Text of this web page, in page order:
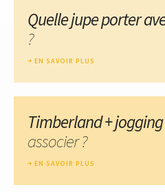
Quelle jupe porter
?
EN SAVOIR PLUS
Timberland + jogging
associer ?
EN SAVOIR PLUS